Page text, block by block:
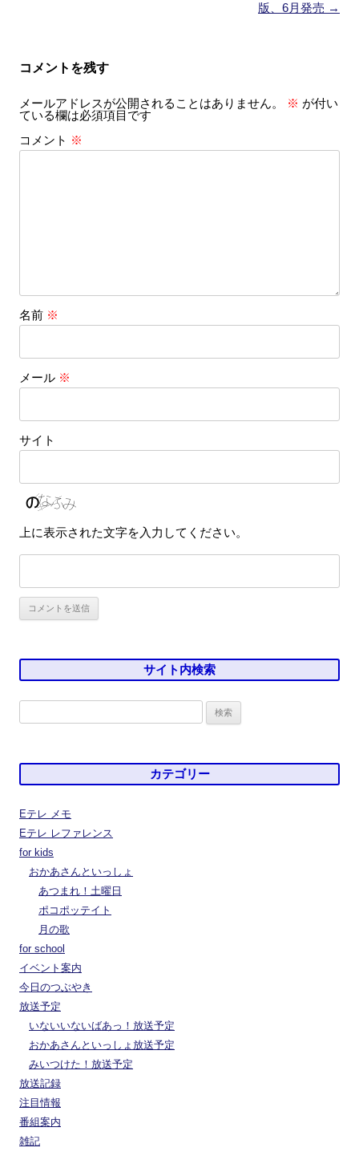
シ
ン
版、6月発売 →
コメントを残す
メールアドレスが公開されることはありません。 ※ が付い
ている欄は必須項目です
コメント ※
名前 ※
メール ※
サイト
上に表示された文字を入力してください。
サイト内検索
カテゴリー
Eテレ メモ
Eテレ レファレンス
for kids
おかあさんといっしょ
あつまれ！土曜日
ポコポッテイト
月の歌
for school
イベント案内
今日のつぶやき
放送予定
いないいないばあっ！放送予定
おかあさんといっしょ放送予定
みいつけた！放送予定
放送記録
注目情報
番組案内
雑記